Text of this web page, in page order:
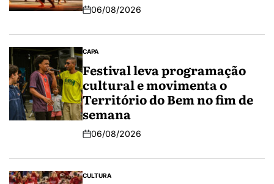
06/08/2026
CAPA
Festival leva programação
cultural e movimenta o
Território do Bem no fim de
semana
06/08/2026
CULTURA